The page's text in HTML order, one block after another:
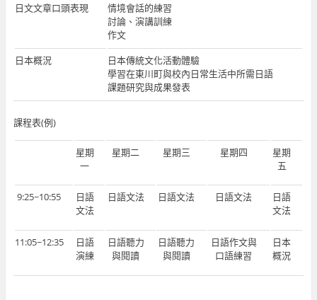
日文文章口頭表現
情境會話的練習
討論、演講訓練
作文
日本概況
日本傳統文化活動體驗
學習在東川町與校內日常生活中所需日語
課題研究與成果發表
課程表(例)
星期
一
星期二 星期三 星期四
星期
五
9:25~10:55
日語
文法
日語文法 日語文法 日語文法
日語
文法
11:05~12:35
日語
演練
日語聽力
與閱讀
日語聽力
與閱讀
日語作文與
口語練習
日本
概況